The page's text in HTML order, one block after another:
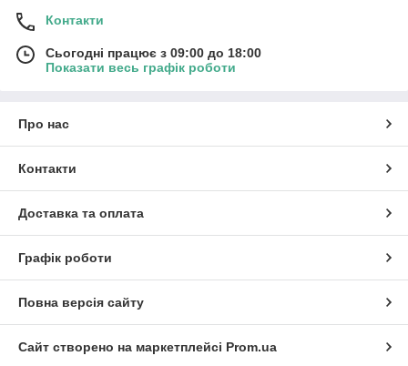
Контакти
Сьогодні працює з 09:00 до 18:00
Показати весь графік роботи
Про нас
Контакти
Доставка та оплата
Графік роботи
Повна версія сайту
Сайт створено на маркетплейсі Prom.ua